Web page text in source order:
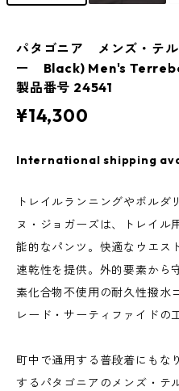
パタゴニア メンズ・テル
ー Black) Men's
製品番号 24541
¥14,300
International shipping
トレイルランニングやボル
ヌ・ジョガーズは、トレイル
能的なパンツ。快適なウエス
速乾性を提供。外的要素から
素化合物不使用の耐久性撥水
レード・サーティファイドの
町中で通用する普段着にもな
するパタゴニアのメンズ・テ